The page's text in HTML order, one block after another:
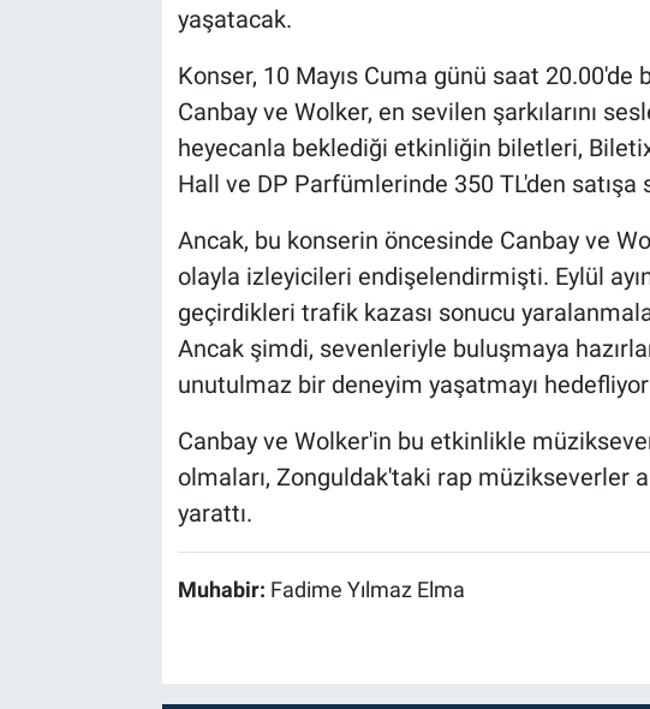
yaşatacak.
Konser, 10 Mayıs Cuma günü saat 20.00'de
Canbay ve Wolker, en sevilen şarkılarını
heyecanla beklediği etkinliğin biletleri,
Hall ve DP Parfümlerinde 350 TL'den satışa
Ancak, bu konserin öncesinde Canbay ve
olayla izleyicileri endişelendirmişti. Eylül
geçirdikleri trafik kazası sonucu
Ancak şimdi, sevenleriyle buluşmaya
unutulmaz bir deneyim yaşatmayı
Canbay ve Wolker'in bu etkinlikle
olmaları, Zonguldak'taki rap müzikseverler
yarattı.
Muhabir: Fadime Yılmaz Elma